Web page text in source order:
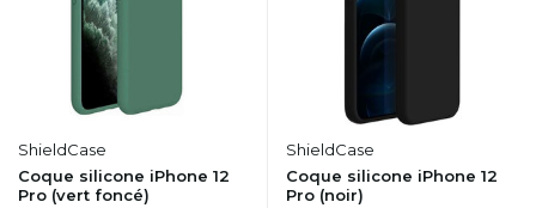
ShieldCase
Coque silicone iPhone 12
Pro (vert foncé)
ShieldCase
Coque silicone iPhone 12
Pro (noir)